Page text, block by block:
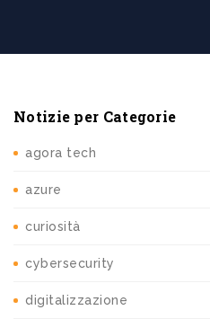
Notizie per Categorie
agora tech
azure
curiosità
cybersecurity
digitalizzazione